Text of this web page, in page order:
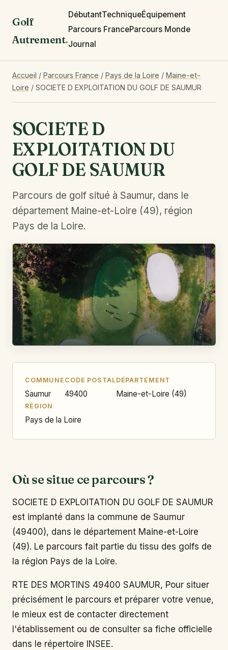
Golf
Autrement.
DébutantTechniqueÉquipement
Parcours FranceParcours Monde
Journal
Accueil / Parcours France / Pays de la Loire / Maine-et-
Loire / SOCIETE D EXPLOITATION DU GOLF DE SAUMUR
SOCIETE D
EXPLOITATION DU
GOLF DE SAUMUR
Parcours de golf situé à Saumur, dans le
département Maine-et-Loire (49), région
Pays de la Loire.
COMMUNE
Saumur
CODE POSTAL
49400
DÉPARTEMENT
Maine-et-Loire (49)
RÉGION
Pays de la Loire
Où se situe ce parcours ?
SOCIETE D EXPLOITATION DU GOLF DE SAUMUR
est implanté dans la commune de Saumur
(49400), dans le département Maine-et-Loire
(49). Le parcours fait partie du tissu des golfs de
la région Pays de la Loire.
RTE DES MORTINS 49400 SAUMUR, Pour situer
précisément le parcours et préparer votre venue,
le mieux est de contacter directement
l'établissement ou de consulter sa fiche officielle
dans le répertoire INSEE.